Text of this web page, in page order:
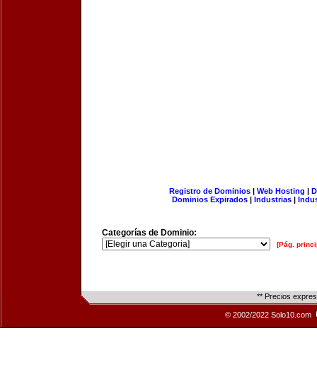
Registro de Dominios| Web Hosting |
Dominios Expirados | Industrias |
Categorías de Dominio:
[Pág.
** Precios
© 2002/2022 Solo10.com